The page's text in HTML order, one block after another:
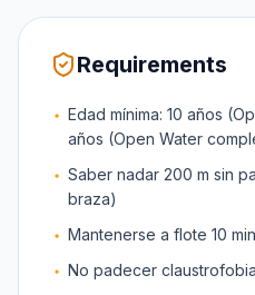
Requirements
Edad mínima: 10 años
años (Open Water
Saber nadar 200 m sin
braza)
Mantenerse a flote 10
No padecer